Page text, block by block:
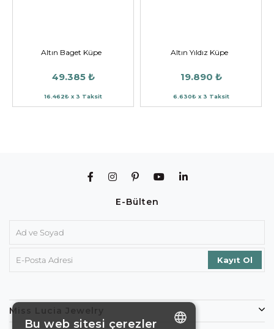
Altın Baget Küpe
49.385 ₺
16.462₺ x 3 Taksit
Altın Yıldız Küpe
19.890 ₺
6.630₺ x 3 Taksit
E-Bülten
Miss Lucia Jewelry
Bu web sitesi çerezler